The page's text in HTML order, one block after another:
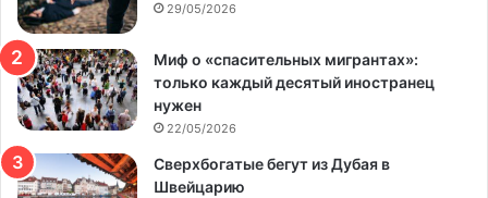
29/05/2026
Миф о «спасительных мигрантах»:
только каждый десятый иностранец
нужен
22/05/2026
Сверхбогатые бегут из Дубая в
Швейцарию